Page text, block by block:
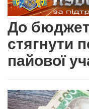
До
стягнути
пайової